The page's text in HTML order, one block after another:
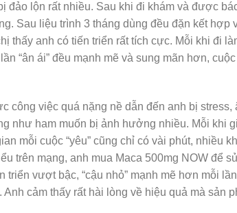
đảo lộn rất nhiều. Sau khi đi khám và được
Sau liệu trình 3 tháng dùng đều đặn kết hợp
thấy anh có tiến triển rất tích cực. Mỗi khi đi
“ân ái” đều mạnh mẽ và sung mãn hơn,
công việc quá nặng nề dẫn đến anh bị stress,
như ham muốn bị ảnh hưởng nhiều. Mỗi khi
mỗi cuộc “yêu” cũng chỉ có vài phút, nhiều
trên mạng, anh mua Maca 500mg NOW để
vượt bậc, “cậu nhỏ” mạnh mẽ hơn mỗi lần
cảm thấy rất hài lòng về hiệu quả mà sản